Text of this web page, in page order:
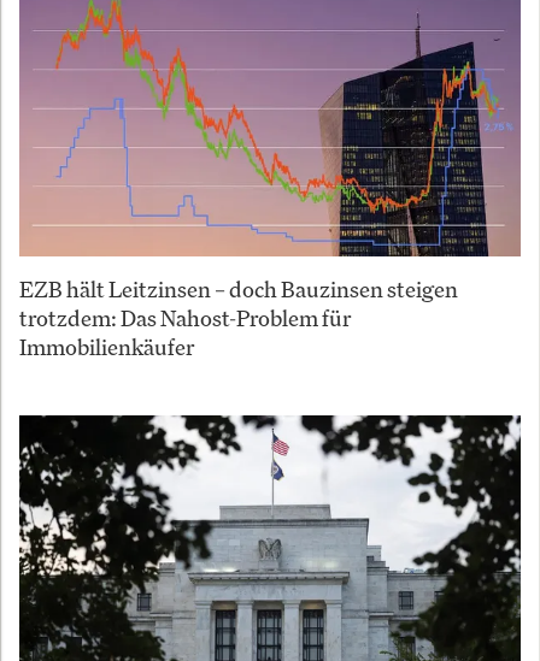
EZB hält Leitzinsen – doch Bauzinsen steigen
trotzdem: Das Nahost-Problem für
Immobilienkäufer